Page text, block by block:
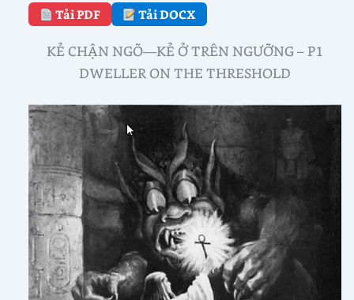
Tải PDF Tải DOCX
KẺ CHẬN NGÕ—KẺ Ở TRÊN NGƯỠNG – P1
DWELLER ON THE THRESHOLD